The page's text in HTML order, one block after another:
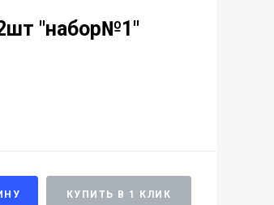
"набор№1"
КУПИТЬ В 1 КЛИК